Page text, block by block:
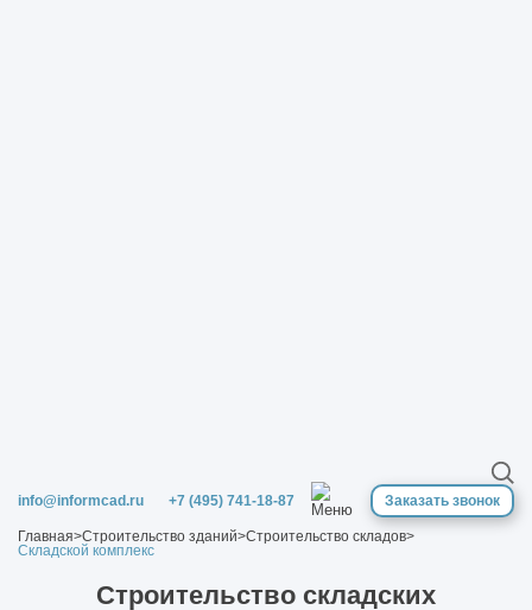
info@informcad.ru +7 (495) 741-18-87 Заказать звонок
Главная>Строительство зданий>Строительство складов>
Складской комплекс
Строительство складских